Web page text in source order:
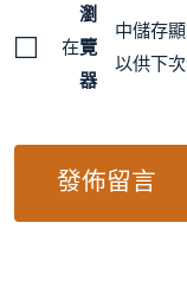
在
瀏
覽
器
中儲存
以供下